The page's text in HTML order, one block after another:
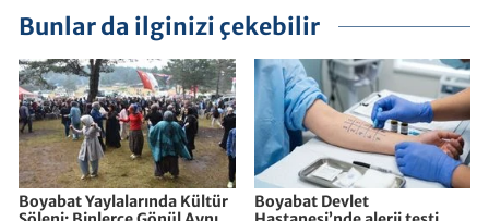
Bunlar da ilginizi çekebilir
Boyabat Yaylalarında Kültür
Boyabat Devlet